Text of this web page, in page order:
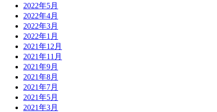
2022年5月
2022年4月
2022年3月
2022年1月
2021年12月
2021年11月
2021年9月
2021年8月
2021年7月
2021年5月
2021年3月